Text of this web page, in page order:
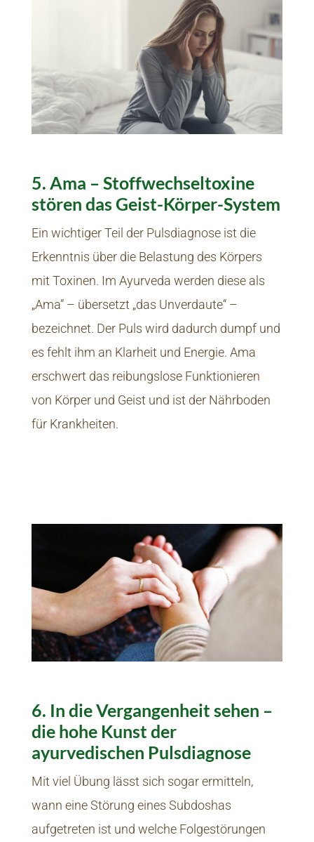
5. Ama – Stoffwechseltoxine
stören das Geist-Körper-System
Ein wichtiger Teil der Pulsdiagnose ist die
Erkenntnis über die Belastung des Körpers
mit Toxinen. Im Ayurveda werden diese als
„Ama” – übersetzt „das Unverdaute“ –
bezeichnet. Der Puls wird dadurch dumpf und
es fehlt ihm an Klarheit und Energie. Ama
erschwert das reibungslose Funktionieren
von Körper und Geist und ist der Nährboden
für Krankheiten.
6. In die Vergangenheit sehen –
die hohe Kunst der
ayurvedischen Pulsdiagnose
Mit viel Übung lässt sich sogar ermitteln,
wann eine Störung eines Subdoshas
aufgetreten ist und welche Folgestörungen